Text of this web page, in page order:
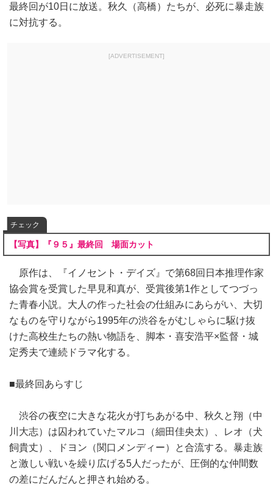
最終回が10日に放送。秋久（高橋）たちが、必死に暴走族
に対抗する。
[ADVERTISEMENT]
チェック
【写真】『９５』最終回 場面カット
原作は、『イノセント・デイズ』で第68回日本推理作家
協会賞を受賞した早見和真が、受賞後第1作としてつづっ
た青春小説。大人の作った社会の仕組みにあらがい、大切
なものを守りながら1995年の渋谷をがむしゃらに駆け抜
けた高校生たちの熱い物語を、脚本・喜安浩平×監督・城
定秀夫で連続ドラマ化する。
■最終回あらすじ
渋谷の夜空に大きな花火が打ちあがる中、秋久と翔（中
川大志）は囚われていたマルコ（細田佳央太）、レオ（犬
飼貴丈）、ドヨン（関口メンディー）と合流する。暴走族
と激しい戦いを繰り広げる5人だったが、圧倒的な仲間数
の差にだんだんと押され始める。